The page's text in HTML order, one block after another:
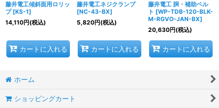
藤井電工傾斜面用ロリッ
プ [KS-1]
14,110円(税込)
カートに入れる
藤井電工ネジクランプ
[NC-43-BX]
5,820円(税込)
カートに入れる
藤井電工 胴・補助ベル
ト [WP-TDB-120-BLK-
M-RGVO-JAN-BX]
20,630円(税込)
カートに入れる
ホーム
ショッピングカート